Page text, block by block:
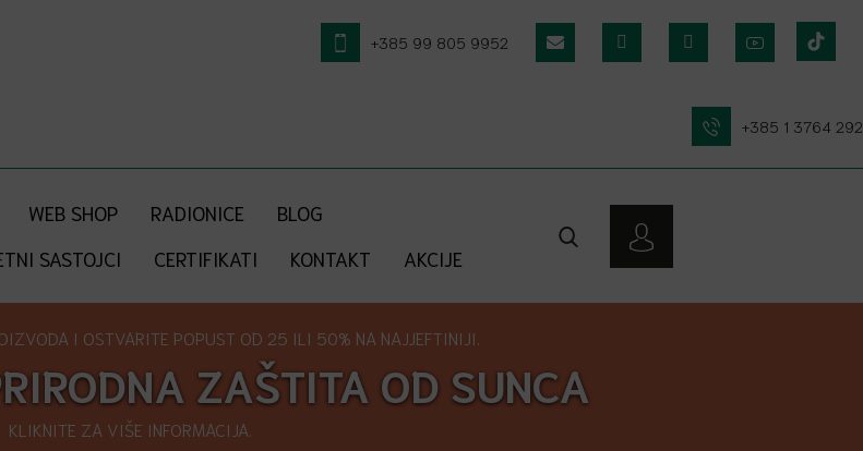
+385 99 805 9952
+385 1 3764 292
WEB SHOP RADIONICE
BLOG
SASTOJCI CERTIFIKATI KONTAKT AKCIJE
I OSTVARITE POPUST OD 25 ILI 50% NA NAJJEFTINIJI.
ZAŠTITA OD SUNCA
KLIKNITE ZA VIŠE INFORMACIJA.